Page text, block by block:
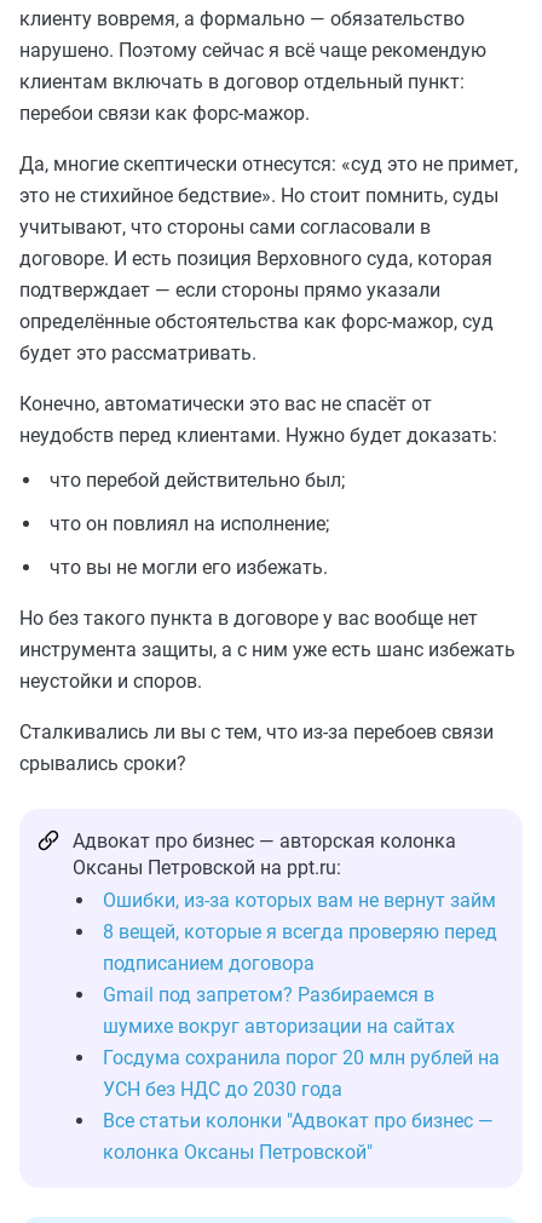
клиенту вовремя, а формально — обязательство
нарушено. Поэтому сейчас я всё чаще рекомендую
клиентам включать в договор отдельный пункт:
перебои связи как форс-мажор.
Да, многие скептически отнесутся: «суд это не примет,
это не стихийное бедствие». Но стоит помнить, суды
учитывают, что стороны сами согласовали в
договоре. И есть позиция Верховного суда, которая
подтверждает — если стороны прямо указали
определённые обстоятельства как форс-мажор, суд
будет это рассматривать.
Конечно, автоматически это вас не спасёт от
неудобств перед клиентами. Нужно будет доказать:
что перебой действительно был;
что он повлиял на исполнение;
что вы не могли его избежать.
Но без такого пункта в договоре у вас вообще нет
инструмента защиты, а с ним уже есть шанс избежать
неустойки и споров.
Сталкивались ли вы с тем, что из-за перебоев связи
срывались сроки?
Адвокат про бизнес — авторская колонка
Оксаны Петровской на ppt.ru:
Ошибки, из-за которых вам не вернут займ
8 вещей, которые я всегда проверяю перед
подписанием договора
Gmail под запретом? Разбираемся в
шумихе вокруг авторизации на сайтах
Госдума сохранила порог 20 млн рублей на
УСН без НДС до 2030 года
Все статьи колонки "Адвокат про бизнес —
колонка Оксаны Петровской"